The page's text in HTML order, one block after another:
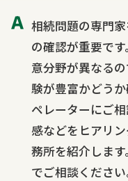
相続問題の専門
の確認が重要で
意分野が異なる
験が豊富かどう
ペレーターにご
感などをヒアリ
務所を紹介しま
でご相談ください